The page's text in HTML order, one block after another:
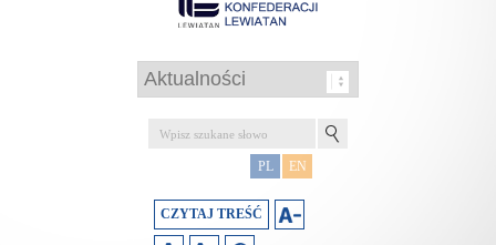
PL EN
CZYTAJ TREŚĆ